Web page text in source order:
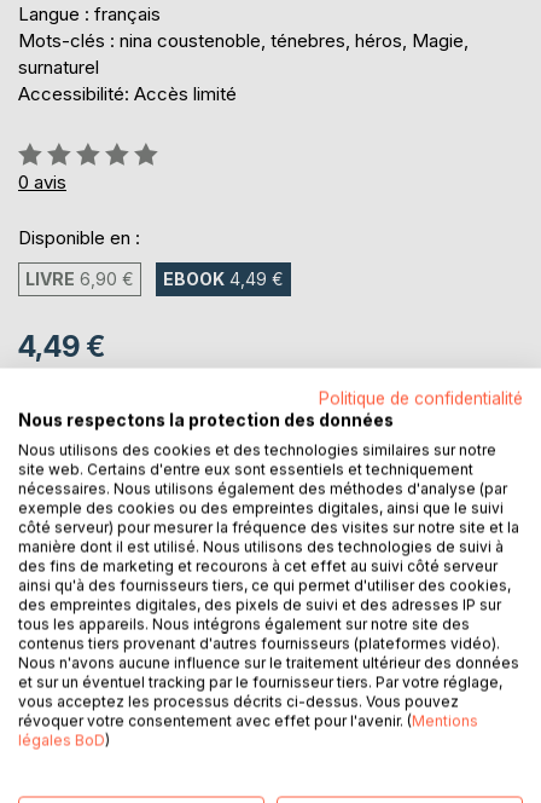
Langue : français
Mots-clés : nina coustenoble, ténebres, héros, Magie,
surnaturel
Accessibilité: Accès limité
Évaluation:
0%
0 avis
Disponible en :
LIVRE 6,90 € EBOOK 4,49 €
4,49 €
Téléchargement disponible dès maintenant
AJOUTER AU PANIER
Ajouter à ma liste d'envies
Laisser un avis
Politique de confidentialité
Nous respectons la protection des données
Nous utilisons des cookies et des technologies similaires sur notre
site web. Certains d'entre eux sont essentiels et techniquement
nécessaires. Nous utilisons également des méthodes d'analyse (par
exemple des cookies ou des empreintes digitales, ainsi que le suivi
côté serveur) pour mesurer la fréquence des visites sur notre site et la
manière dont il est utilisé. Nous utilisons des technologies de suivi à
des fins de marketing et recourons à cet effet au suivi côté serveur
ainsi qu'à des fournisseurs tiers, ce qui permet d'utiliser des cookies,
des empreintes digitales, des pixels de suivi et des adresses IP sur
tous les appareils. Nous intégrons également sur notre site des
contenus tiers provenant d'autres fournisseurs (plateformes vidéo).
Nous n'avons aucune influence sur le traitement ultérieur des données
et sur un éventuel tracking par le fournisseur tiers. Par votre réglage,
vous acceptez les processus décrits ci-dessus. Vous pouvez
révoquer votre consentement avec effet pour l'avenir. (Mentions
légales BoD)